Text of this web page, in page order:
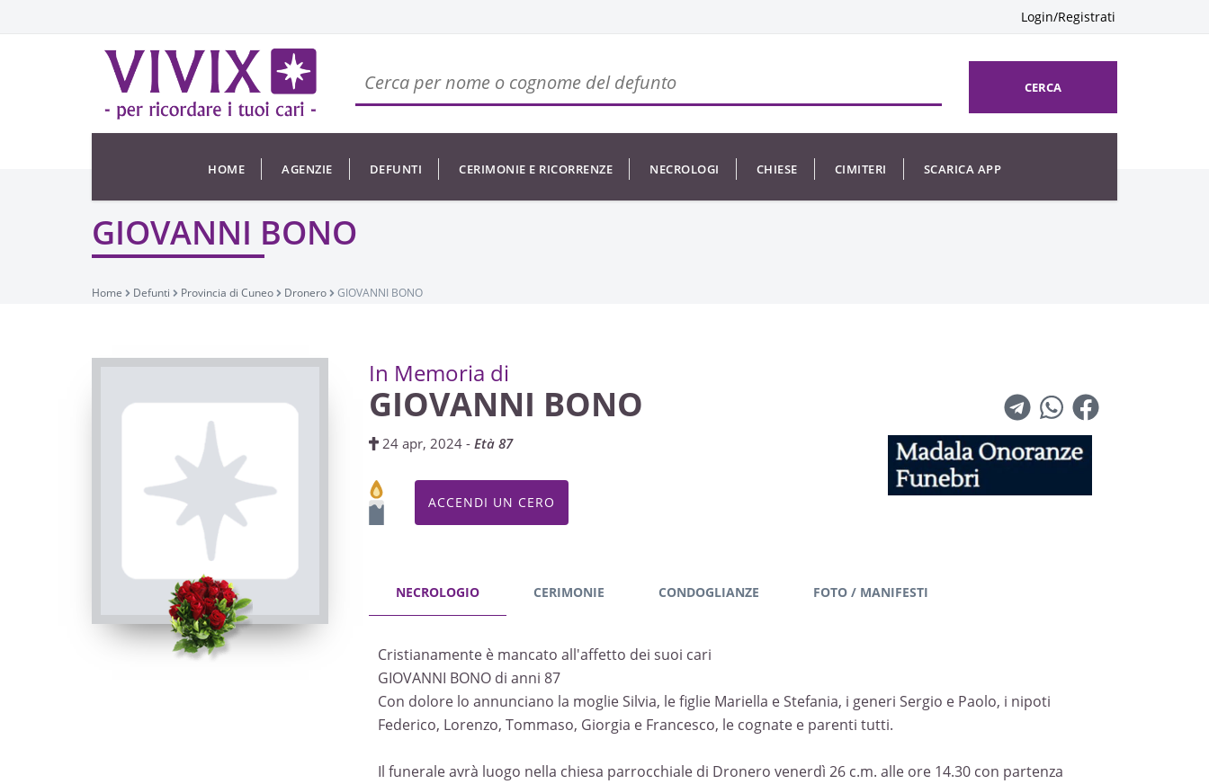
Login/Registrati
CERCA
HOME AGENZIE DEFUNTI CERIMONIE E RICORRENZE NECROLOGI CHIESE CIMITERI SCARICA APP
GIOVANNI BONO
Home Defunti Provincia di Cuneo Dronero GIOVANNI BONO
In Memoria di
GIOVANNI BONO
24 apr, 2024 - Età 87
ACCENDI UN CERO
NECROLOGIO CERIMONIE CONDOGLIANZE FOTO / MANIFESTI
Cristianamente è mancato all'affetto dei suoi cari
GIOVANNI BONO di anni 87
Con dolore lo annunciano la moglie Silvia, le figlie Mariella e Stefania, i generi Sergio e Paolo, i nipoti
Federico, Lorenzo, Tommaso, Giorgia e Francesco, le cognate e parenti tutti.
Il funerale avrà luogo nella chiesa parrocchiale di Dronero venerdì 26 c.m. alle ore 14.30 con partenza